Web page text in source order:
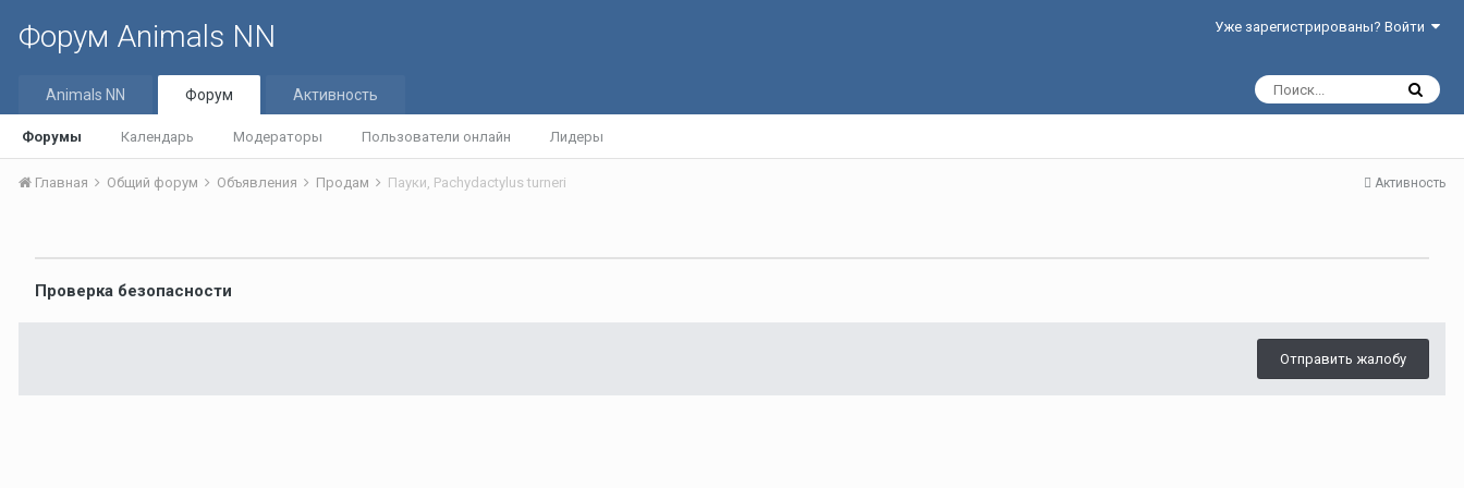
Форум Animals NN Уже зарегистрированы? Войти
Animals NN Форум
Форумы Календарь Модераторы Пользователи онлайн Лидеры
Активность
Активность
Главная Общий форум Объявления Продам Пауки, Pachydactylus turneri
Проверка безопасности
Отправить жалобу